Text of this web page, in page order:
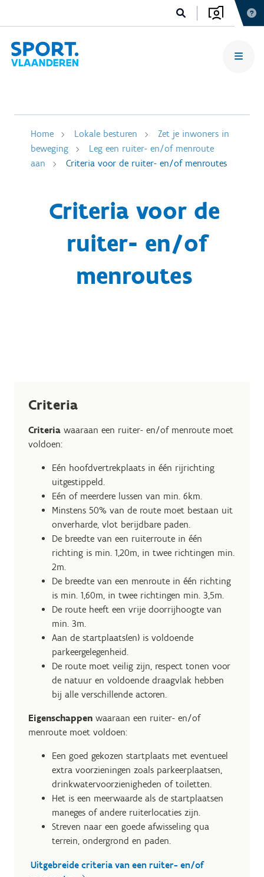
Home Lokale besturen
Zet je inwoners in
beweging
Leg een ruiter- en/of menroute
aan
Criteria voor de ruiter- en/of menroutes
Criteria voor de
ruiter- en/of
menroutes
Criteria
Criteria waaraan een ruiter- en/of menroute moet
voldoen:
Eén hoofdvertrekplaats in één rijrichting
uitgestippeld.
Eén of meerdere lussen van min. 6km.
Minstens 50% van de route moet bestaan uit
onverharde, vlot berijdbare paden.
De breedte van een ruiterroute in één
richting is min. 1,20m, in twee richtingen min.
2m.
De breedte van een menroute in één richting
is min. 1,60m, in twee richtingen min. 3,5m.
De route heeft een vrije doorrijhoogte van
min. 3m.
Aan de startplaats(en) is voldoende
parkeergelegenheid.
De route moet veilig zijn, respect tonen voor
de natuur en voldoende draagvlak hebben
bij alle verschillende actoren.
Eigenschappen waaraan een ruiter- en/of
menroute moet voldoen:
Een goed gekozen startplaats met eventueel
extra voorzieningen zoals parkeerplaatsen,
drinkwatervoorzienigheden of toiletten.
Het is een meerwaarde als de startplaatsen
maneges of andere ruiterlocaties zijn.
Streven naar een goede afwisseling qua
terrein, ondergrond en paden.
Uitgebreide criteria van een ruiter- en/of